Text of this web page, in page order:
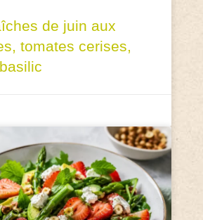
de juin aux
tomates cerises,